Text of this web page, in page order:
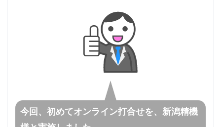
今回、初めてオンライン打合せを、新潟精機